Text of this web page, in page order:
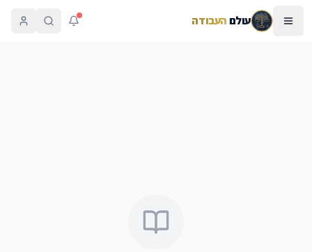
עולםהעבודה